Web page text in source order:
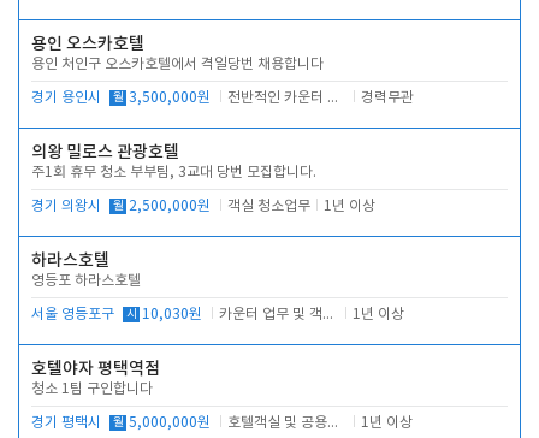
용인 오스카호텔
용인 처인구 오스카호텔에서 격일당번 채용합니다
경기 용인시 월 3,500,000원 전반적인 카운터 업무 경력무관
의왕 밀로스 관광호텔
주1회 휴무 청소 부부팀, 3교대 당번 모집합니다.
경기 의왕시 월 2,500,000원 객실 청소업무 1년 이상
하라스호텔
영등포 하라스호텔
서울 영등포구 시 10,030원 카운터 업무 및 객실관리(청소상태 확인, 객실판매) 1년 이상
호텔야자 평택역점
청소 1팀 구인합니다
경기 평택시 월 5,000,000원 호텔객실 및 공용시설 청소 관리 1년 이상